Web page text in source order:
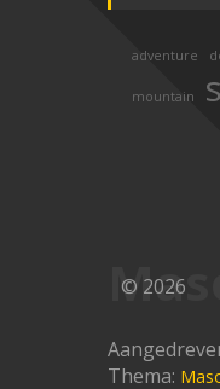
adventure
mountain
© 2026
Thema: